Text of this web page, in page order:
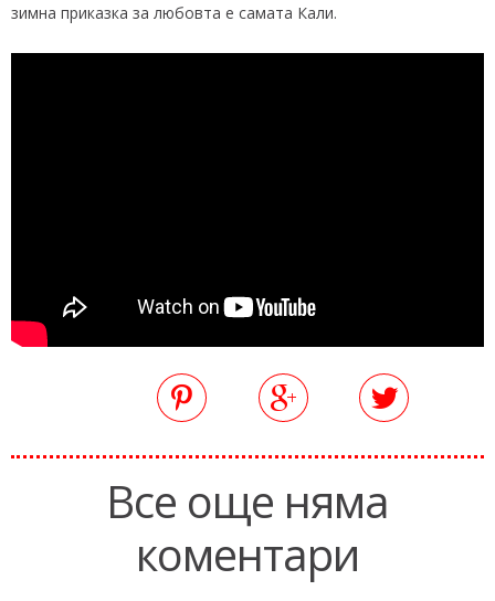
зимна приказка за любовта е самата Кали.
Все още няма
коментари